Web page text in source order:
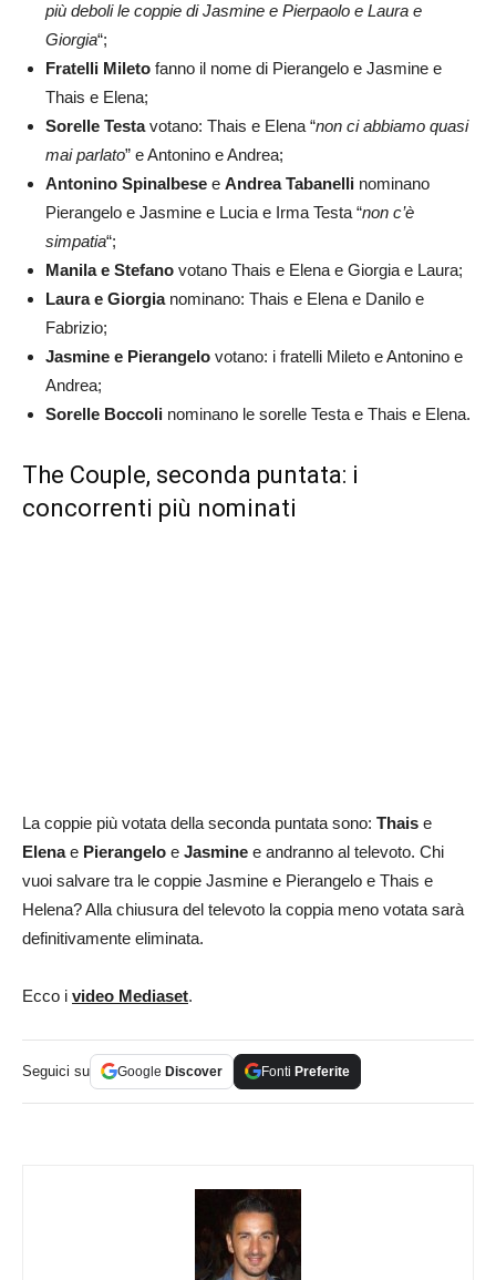
più deboli le coppie di Jasmine e Pierpaolo e Laura e
Giorgia“;
Fratelli Mileto fanno il nome di Pierangelo e Jasmine e
Thais e Elena;
Sorelle Testavotano: Thais e Elena “non ci abbiamo quasi
mai parlato” e Antonino e Andrea;
Antonino Spinalbese e Andrea Tabanelli nominano
Pierangelo e Jasmine e Lucia e Irma Testa “non c’è
simpatia“;
Manila e Stefano votano Thais e Elena e Giorgia e Laura;
Laura e Giorgianominano: Thais e Elena e Danilo e
Fabrizio;
Jasmine e Pierangelo votano: i fratelli Mileto e Antonino e
Andrea;
Sorelle Boccoli nominano le sorelle Testa e Thais e Elena.
The Couple, seconda puntata: i
concorrenti più nominati
La coppie più votata della seconda puntata sono: Thais e
Elenae Pierangelo e Jasmine e andranno al televoto. Chi
vuoi salvare tra le coppie Jasmine e Pierangelo e Thais e
Helena? Alla chiusura del televoto la coppia meno votata sarà
definitivamente eliminata.
Ecco i video Mediaset.
Seguici su Google Discover Fonti Preferite